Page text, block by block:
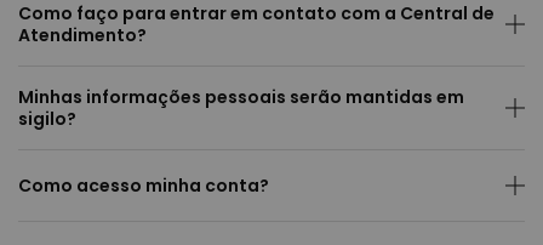
Como faço para entrar em contato com a Central de
Atendimento?
Minhas informações pessoais serão mantidas em
sigilo?
Como acesso minha conta?